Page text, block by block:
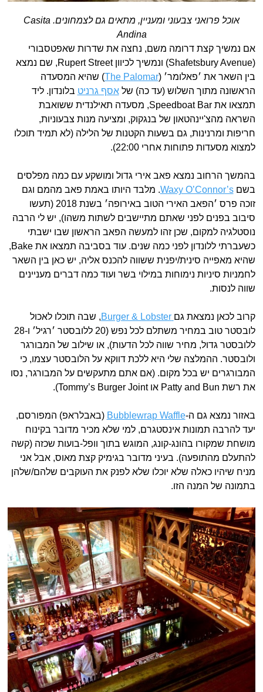
אוכל פרואני צבעוני ומעניין, מתאים גם לצמחונים. Casita
Andina
אם נמשיך קצת דרומה משם, נחצה את שדרות שאפטסבורי
(Shafetsbury Avenue) ונמשיך לכיוון Rupert Street, שם נמצא
בין השאר את ׳פאלומר׳ (The Palomar) שהיא המסעדה
הראשונה מתוך השלוש (עד כה) שלאסף גרניט בלונדון. ליד
תמצאו את Speedboat Bar, מסעדה תאילנדית ששואבת
השראה מהצ'יינהטאון של בנגקוק, ומציעה מנות צבעוניות,
חריפות ומרנינות, גם בשעות הקטנות של הלילה (לא תמיד תוכלו
למצוא מסעדות פתוחות אחרי 22:00).
בהמשך הרחוב נמצא פאב אירי גדול ומושקע עם כמה מפלסים
בשםWaxy O’Connor’s. מלבד היותו באמת פאב מהמם וגם
זוכה פרס ׳הפאב האירי הטוב באירופה׳ בשנת 2018 (תעשו
סיבוב בפנים לפני שאתם מתיישבים לשתות משהו), יש לי הרבה
נוסטלגיה למקום, שכן זהו למעשה הפאב הראשון שבו ישבתי
כשעברתי ללונדון לפני כמה שנים. עוד בסביבה תמצאו את Bake,
שהיא מאפייה סינית/יפנית ששווה להכנס אליה, יש כאן בין השאר
לחמניות סיניות נימוחות במילוי בשר ועוד כמה דברים מעניינים
שווה לנסות.
קרוב לכאן נמצאת גם Burger & Lobster
, שבה תוכלו לאכול
לובסטר טוב במחיר משתלם לכל נפש (20 ללובסטר ׳רגיל׳ ו-28
ללובסטר גדול, מחיר שווה לכל הדעות), או שילוב של המבורגר
ולובסטר. ההמלצה שלי היא ללכת דווקא על הלובסטר עצמו, כי
המבורגרים יש בכל מקום. (אם אתם מתעקשים על המבורגר, נסו
את רשת Patty and Bun או Tommy’s Burger Joint).
באזור נמצא גם ה-Bubblewrap Waffle (באבלראפ) המפורסם,
יעד להרבה תמונות אינסטגרם, למי שלא מכיר מדובר בקינוח
מושחת שמקורו בהונג-קונג, המוגש בתוך וופל-בועות שכזה (קשה
להתעלם מהתופעה). בעיני מדובר בגימיק קצת מאוס, אבל אני
מניח שיהיו כאלה שלא יוכלו שלא לפנק את העוקבים שלהם/שלהן
בתמונה של המנה הזו.